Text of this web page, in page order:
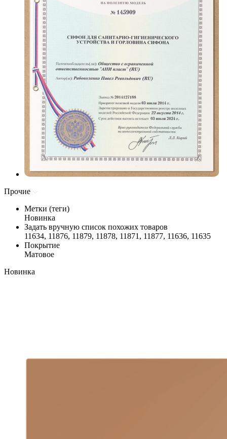
Прочие
Метки (теги)
Новинка
Задать вручную список похожих товаров
11634, 11876, 11879, 11878, 11871, 11877, 11636, 11635
Покрытие
Матовое
Новинка